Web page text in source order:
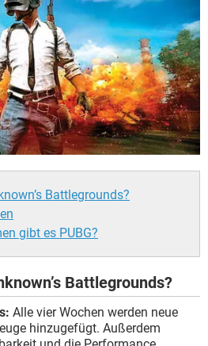
Battlegrounds?
gibt es PUBG?
Battlegrounds?
Alle vier Wochen werden neue
hinzugefügt. Außerdem